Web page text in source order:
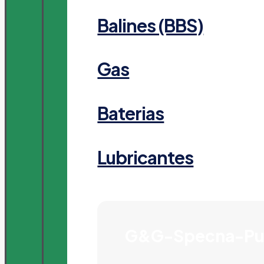
Balines (BBS)
Gas
Baterias
Lubricantes